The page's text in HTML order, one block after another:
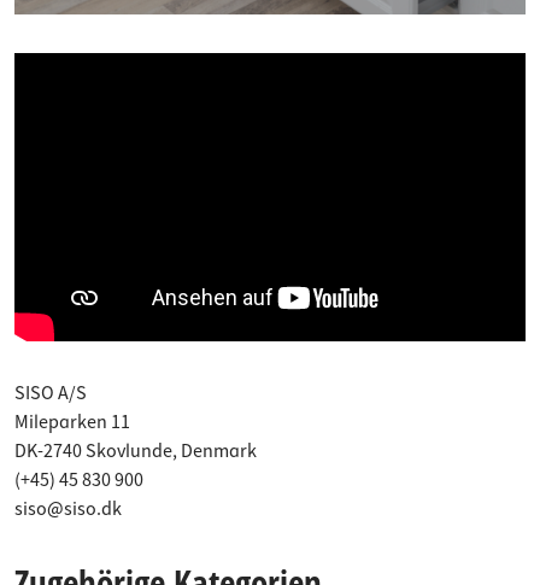
SISO A/S
Mileparken 11
DK-2740 Skovlunde, Denmark
(+45) 45 830 900
siso@siso.dk